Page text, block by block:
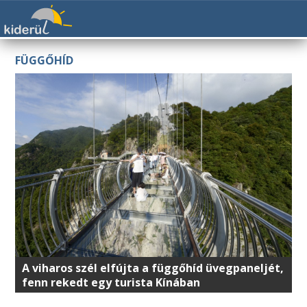
FÜGGŐHÍD
A viharos szél elfújta a függőhíd üvegpaneljét,
fenn rekedt egy turista Kínában